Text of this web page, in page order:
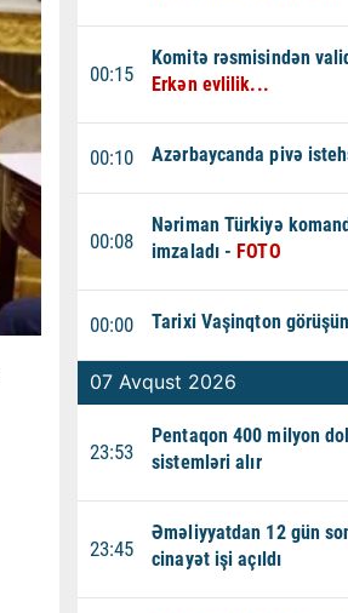
00:15
Komitə rəsmisindən
Erkən evlilik...
00:10 Azərbaycanda pivə
00:08
Nəriman Türkiyə
imzaladı - FOTO
00:00 Tarixi Vaşinqton
07 Avqust 2026
23:53
Pentaqon 400 milyon
sistemləri alır
23:45
Əməliyyatdan 12 gün
cinayət işi açıldı